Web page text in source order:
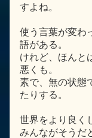
すよね。
使う言葉が変わ
語がある。
けれど、ほんと
悪くも。
素で、無の状態
たりする。
世界をより良く
みんながそうだ